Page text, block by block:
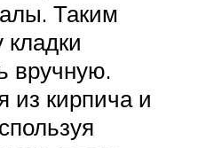
Таким
кладки
вручную.
из кирпича и